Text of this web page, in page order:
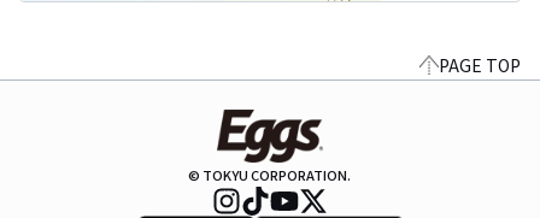
PAGE TOP
© TOKYU CORPORATION.